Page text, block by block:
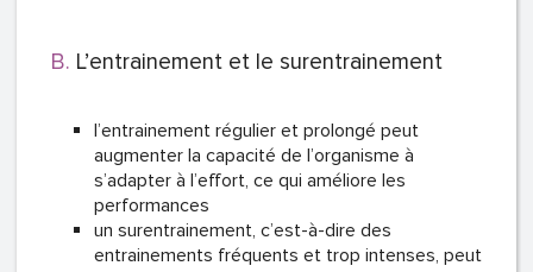
L’entrainement et le surentrainement
l’entrainement régulier et prolongé peut
augmenter la capacité de l’organisme à
s’adapter à l’effort, ce qui améliore les
performances
un surentrainement, c’est-à-dire des
entrainements fréquents et trop intenses, peut